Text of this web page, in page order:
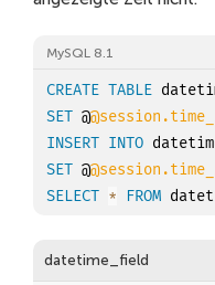
MySQL 8.1
CREATE TABLE
SET @
INSERT INTO
SET @
SELECT * FROM
datetime_field